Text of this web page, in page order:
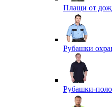
Плащи от
Рубашки
Рубашки-поло